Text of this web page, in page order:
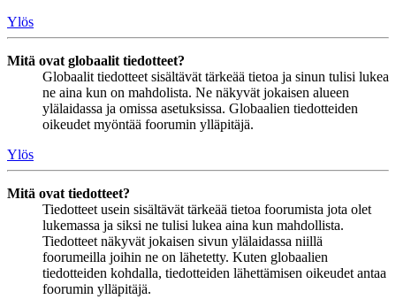
Ylös
Mitä ovat globaalit tiedotteet?
Globaalit tiedotteet sisältävät tärkeää tietoa ja sinun tulisi lukea
ne aina kun on mahdolista. Ne näkyvät jokaisen alueen
ylälaidassa ja omissa asetuksissa. Globaalien tiedotteiden
oikeudet myöntää foorumin ylläpitäjä.
Ylös
Mitä ovat tiedotteet?
Tiedotteet usein sisältävät tärkeää tietoa foorumista jota olet
lukemassa ja siksi ne tulisi lukea aina kun mahdollista.
Tiedotteet näkyvät jokaisen sivun ylälaidassa niillä
foorumeilla joihin ne on lähetetty. Kuten globaalien
tiedotteiden kohdalla, tiedotteiden lähettämisen oikeudet antaa
foorumin ylläpitäjä.